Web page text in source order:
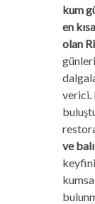
kum
en
olan
verici.
ve